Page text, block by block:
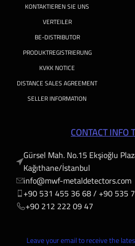
KONTAKTIEREN SIE UNS
VERTEILER
BE-DISTRIBUTOR
PRODUKTREGISTRIERUNG
KVKK NOTICE
DISTANCE SALES AGREEMENT
SELLER INFORMATION
CONTACT INFO
Gürsel Mah. No.15 Ekşioğlu
Kağıthane/İstanbul
info@mwf-metaldetectors.com
+90 531 455 36 68 / ‎‪+90 535
‎‪+90 212 222 09 47
Leave your email to receive the